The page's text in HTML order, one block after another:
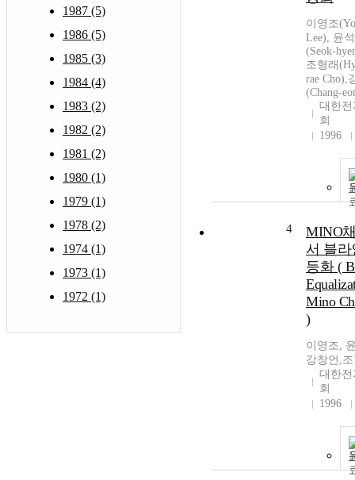
1987 (5)
1986 (5)
1985 (3)
1984 (4)
1983 (2)
1982 (2)
1981 (2)
1980 (1)
1979 (1)
1978 (2)
1974 (1)
1973 (1)
1972 (1)
이영조
Lee), 윤
(Seok-
조형래
rae Cho),
(Chang-
대한
회
1996
4
MINO
서 블라
등화 (
Mino
)
이영조,
강창언,
대한
회
1996